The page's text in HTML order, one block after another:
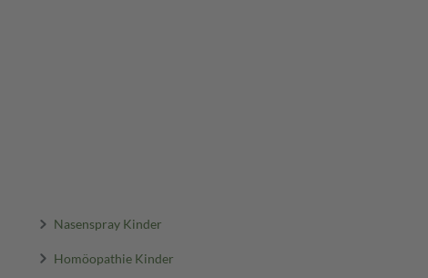
Nasenspray Kinder
Homöopathie Kinder